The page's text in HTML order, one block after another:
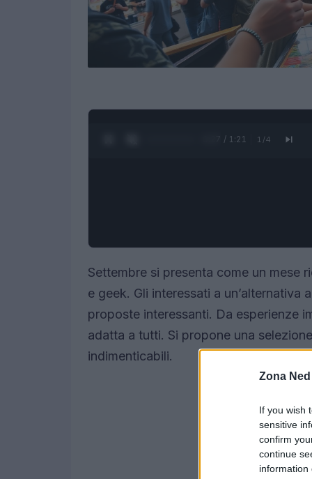
Zona Ned
If you wish
sensitive
confirm
continue
information
0:28 / 1:21 1 /4
Settembre si presenta come un mese
e geek. Gli interessati a
proposte interessanti. Da esperienze
adatta a tutti. Si propone una
indimenticabili.